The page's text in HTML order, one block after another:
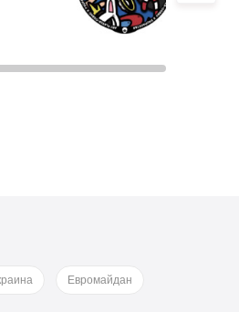
Евромайдан